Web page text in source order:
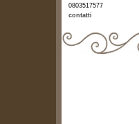
0803517577
contatti